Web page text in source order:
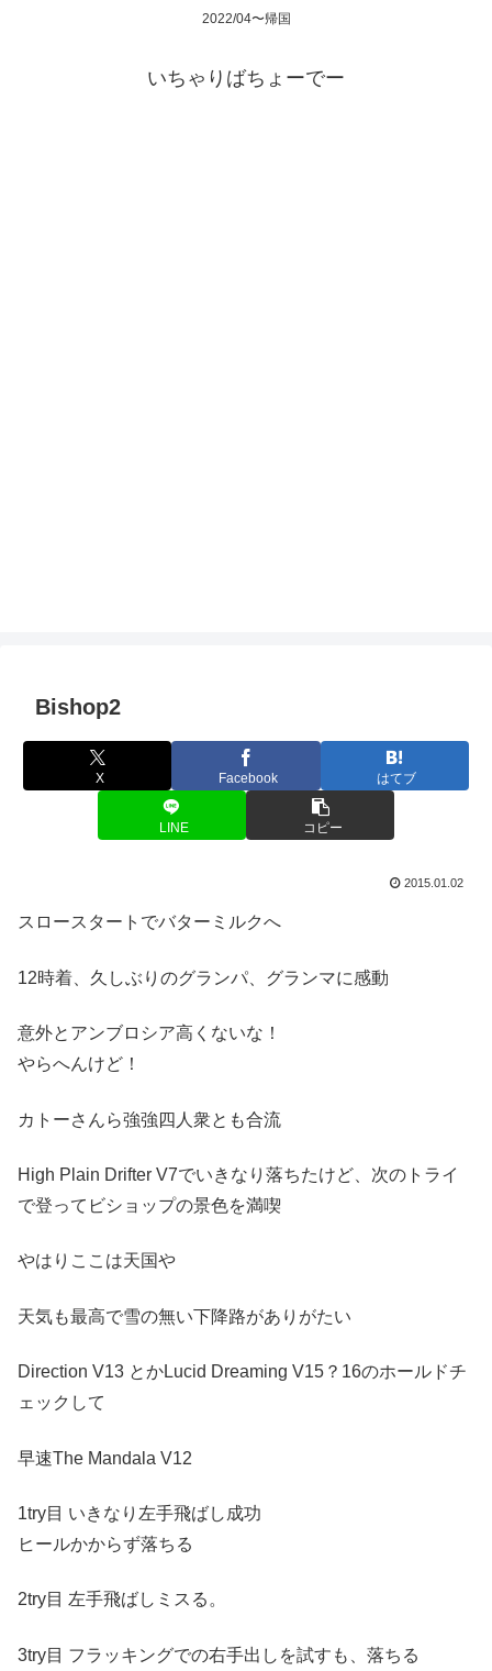
2022/04〜帰国
いちゃりばちょーでー
Bishop2
X Facebook はてブ
LINE コピー
2015.01.02
スロースタートでバターミルクへ
12時着、久しぶりのグランパ、グランマに感動
意外とアンブロシア高くないな！
やらへんけど！
カトーさんら強強四人衆とも合流
High Plain Drifter V7でいきなり落ちたけど、次のトライ
で登ってビショップの景色を満喫
やはりここは天国や
天気も最高で雪の無い下降路がありがたい
Direction V13 とかLucid Dreaming V15？16のホールドチ
ェックして
早速The Mandala V12
1try目 いきなり左手飛ばし成功
ヒールかからず落ちる
2try目 左手飛ばしミスる。
3try目 フラッキングでの右手出しを試すも、落ちる